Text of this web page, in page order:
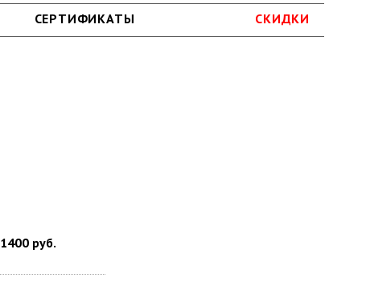
СЕРТИФИКАТЫ СКИДКИ
1400 руб.